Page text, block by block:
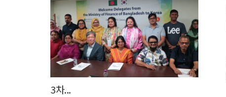
3차...